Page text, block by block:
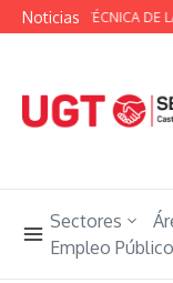
Saltar al contenido
Noticias
MESA TÉCNICA DE
Sectores
Empleo Público